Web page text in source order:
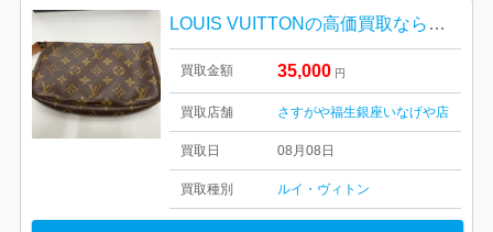
LOUIS VUITTONの高価買取ならさすがや福生銀座いなげや店！| 羽村市栄町| ルイヴィトンのポシェット
買取金額 35,000 円
買取店舗 さすがや福生銀座いなげや店
買取日 08月08日
買取種別 ルイ・ヴィトン